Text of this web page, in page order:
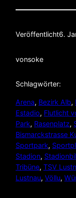
Veröffentlicht6.
vonsoke
Schlagwörter:
Arena, Bezirk Alb,
Estadio, Flutlicht
Park, Rasenplatz,
Bismarckstrasse
Sportpark,
Stadion,
Tribüne, TSV
Lustnau, Völlu,